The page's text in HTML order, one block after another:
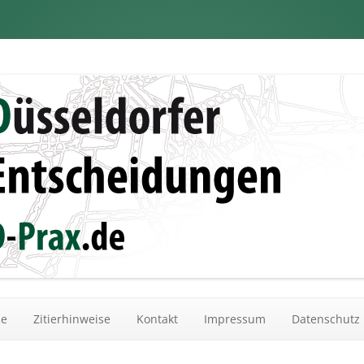
Zitierhinweise Kontakt Impressum Datenschutz